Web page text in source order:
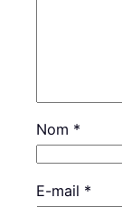
Nom *
E-mail *